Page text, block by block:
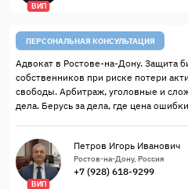
ВИП
ПЕРСОНАЛЬНАЯ КОНСУЛЬТАЦИЯ
Адвокат в Ростове-на-Дону. Защита
собственников при риске потери
свободы. Арбитраж, уголовные и
дела. Берусь за дела, где цена
ВИП
Петров Игорь Иванович
Ростов-на-Дону, Россия
+7 (928) 618-9299